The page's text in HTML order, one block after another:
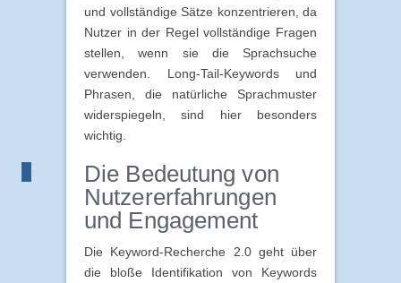
und vollständige Sätze konzentrieren, da
Nutzer in der Regel vollständige Fragen
stellen, wenn sie die Sprachsuche
verwenden. Long-Tail-Keywords und
Phrasen, die natürliche Sprachmuster
widerspiegeln, sind hier besonders
wichtig.
Die Bedeutung von
Nutzererfahrungen
und Engagement
Die Keyword-Recherche 2.0 geht über
die bloße Identifikation von Keywords